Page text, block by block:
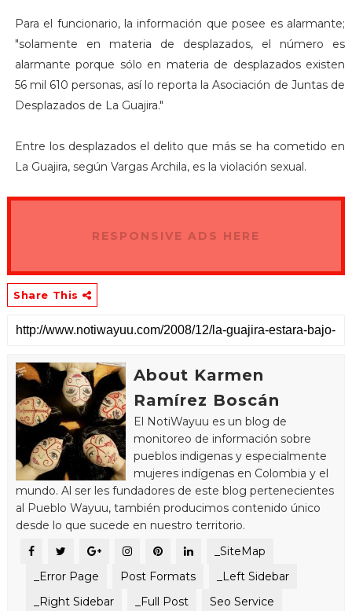
Para el funcionario, la información que posee es alarmante;
"solamente en materia de desplazados, el número es
alarmante porque sólo en materia de desplazados existen
56 mil 610 personas, así lo reporta la Asociación de Juntas de
Desplazados de La Guajira."
Entre los desplazados el delito que más se ha cometido en
La Guajira, según Vargas Archila, es la violación sexual.
RESPONSIVE ADS HERE
Share This
About Karmen
Ramírez Boscán
El NotiWayuu es un blog de
monitoreo de información sobre
pueblos indigenas y especialmente
mujeres indígenas en Colombia y el
mundo. Al ser les fundadores de este blog pertenecientes
al Pueblo Wayuu, también producimos contenido único
desde lo que sucede en nuestro territorio.
_SiteMap
_Error Page
Post Formats
_Left Sidebar
_Right Sidebar
_Full Post
Seo Service